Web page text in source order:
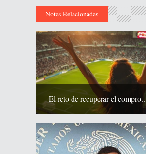
Notas Relacionadas
El reto de recuperar el compro...